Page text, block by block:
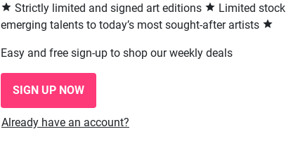
Strictly limited and signed art editions Limited stock
emerging talents to today’s most sought-after artists
Easy and free sign-up to shop our weekly deals
SIGN UP NOW
Already have an account?